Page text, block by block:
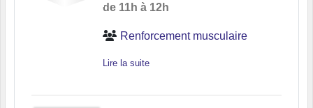
de 11h à 12h
Renforcement musculaire
Lire la suite